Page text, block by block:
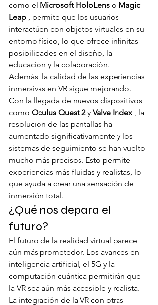
como el Microsoft HoloLens o Magic
Leap , permite que los usuarios
interactúen con objetos virtuales en su
entorno físico, lo que ofrece infinitas
posibilidades en el diseño, la
educación y la colaboración.
Además, la calidad de las experiencias
inmersivas en VR sigue mejorando.
Con la llegada de nuevos dispositivos
como Oculus Quest 2 y Valve Index , la
resolución de las pantallas ha
aumentado significativamente y los
sistemas de seguimiento se han vuelto
mucho más precisos. Esto permite
experiencias más fluidas y realistas, lo
que ayuda a crear una sensación de
inmersión total.
¿Qué nos depara el
futuro?
El futuro de la realidad virtual parece
aún más prometedor. Los avances en
inteligencia artificial, el 5G y la
computación cuántica permitirán que
la VR sea aún más accesible y realista.
La integración de la VR con otras